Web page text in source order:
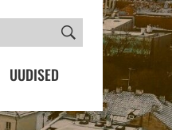
UUDISED